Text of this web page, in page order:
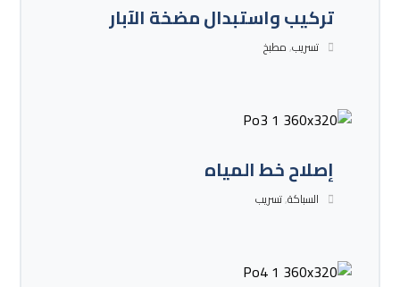
تركيب واستبدال مضخة الآبار
تسريب,مطبخ
إصلاح خط المياه
السباكة,تسريب